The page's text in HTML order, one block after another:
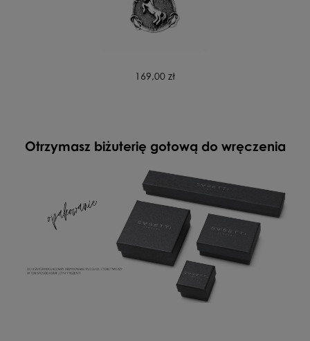
169,00 zł
Otrzymasz biżuterię gotową do wręczenia